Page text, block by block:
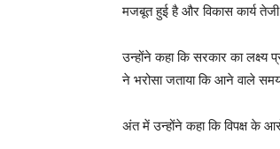
मजबूत हुई है और विकास कार्य
उन्होंने कहा कि सरकार का लक्ष्य
ने भरोसा जताया कि आने वाले
अंत में उन्होंने कहा कि विपक्ष के